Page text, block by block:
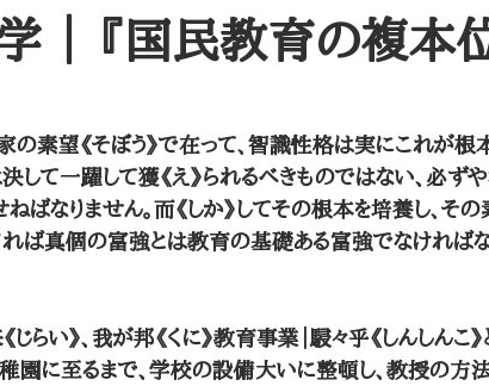
｜ 『国民教育の複本
素望《そぼう》で在って、智識性格は実にこれが根
して一躍して獲《え》られるべきものではない、必ず
ばなりません。而《しか》してその根本を培養し、そ
れば真個の富強とは教育の基礎ある富強でなければな
い》、我が邦《くに》教育事業｜駸々乎《しんしんこ》
稚園に至るまで、学校の設備大いに整頓し、教授の方法